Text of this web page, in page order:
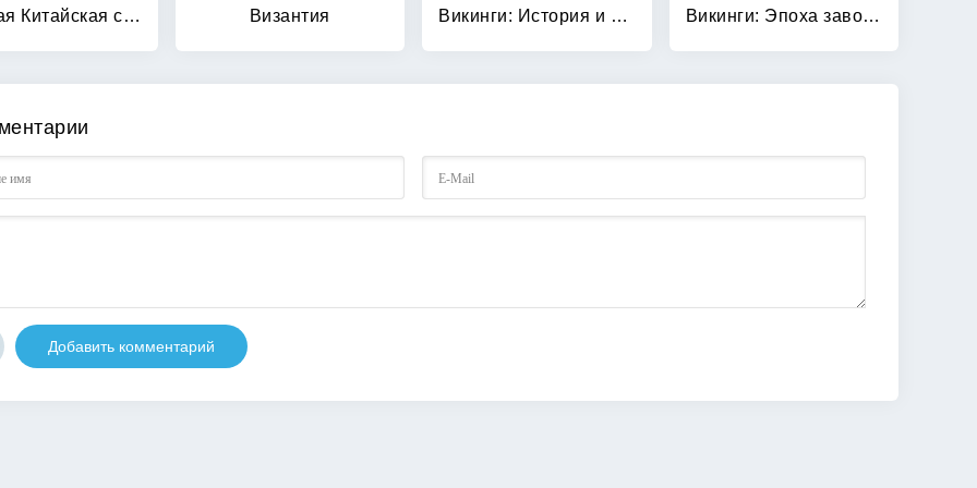
Великая Китайская стена Византия Викинги: История и цивилизация Викинги: Эпоха завоеваний